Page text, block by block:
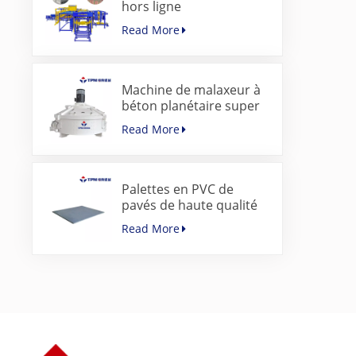
hors ligne
servocommandée pour
blocs de béton
Read More
Machine de malaxeur à
béton planétaire super
rapide pour machine à
pavés
Read More
Palettes en PVC de
pavés de haute qualité
pour machine de
fabrication de blocs de
Read More